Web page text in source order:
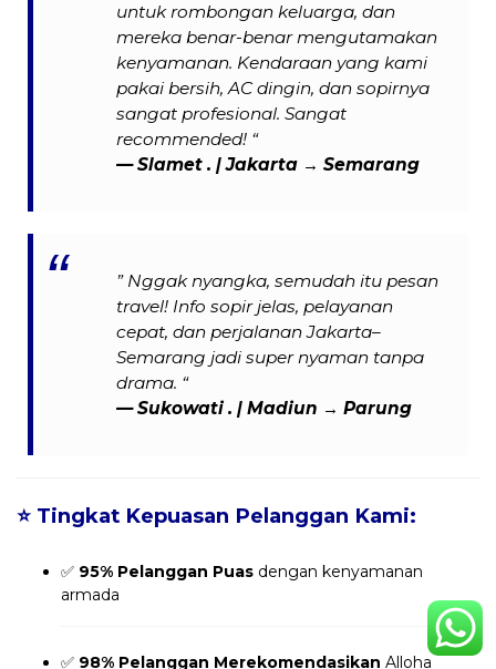
untuk rombongan keluarga, dan
mereka benar-benar mengutamakan
kenyamanan. Kendaraan yang kami
pakai bersih, AC dingin, dan sopirnya
sangat profesional. Sangat
recommended! “
— Slamet . | Jakarta → Semarang
” Nggak nyangka, semudah itu pesan
travel! Info sopir jelas, pelayanan
cepat, dan perjalanan Jakarta–
Semarang jadi super nyaman tanpa
drama. “
— Sukowati . | Madiun → Parung
⭐ Tingkat Kepuasan Pelanggan Kami:
✅ 95% Pelanggan Puas dengan kenyamanan
armada
✅ 98% Pelanggan Merekomendasikan Alloha